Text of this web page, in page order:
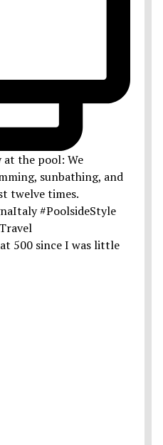
500 since I was little